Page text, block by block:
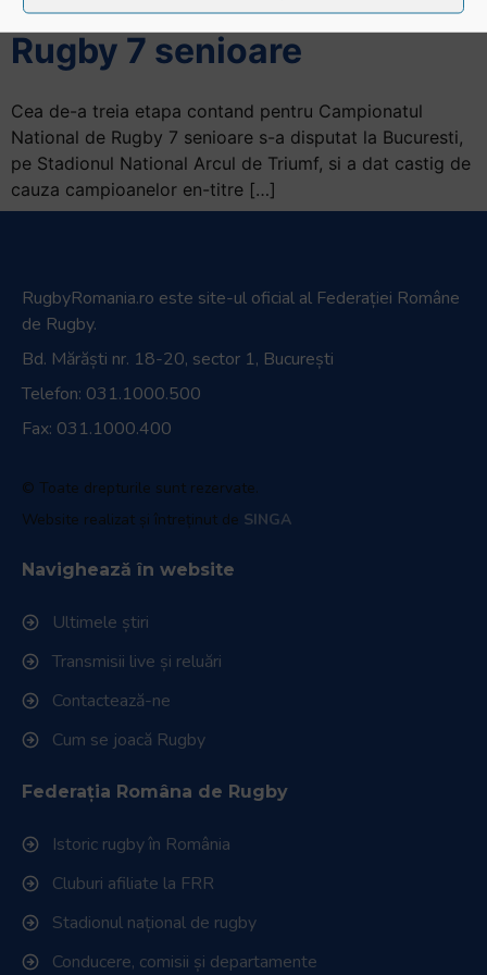
Campionatul National de
Rugby 7 senioare
Cea de-a treia etapa contand pentru Campionatul
National de Rugby 7 senioare s-a disputat la Bucuresti,
pe Stadionul National Arcul de Triumf, si a dat castig de
cauza campioanelor en-titre […]
RugbyRomania.ro este site-ul oficial al Federației Române
de Rugby.
Bd. Mărăști nr. 18-20, sector 1, București
Telefon: 031.1000.500
Fax: 031.1000.400
© Toate drepturile sunt rezervate.
Website realizat și întreținut de SINGA
Navighează în website
Ultimele știri
Transmisii live și reluări
Contactează-ne
Cum se joacă Rugby
Federația Româna de Rugby
Istoric rugby în România
Cluburi afiliate la FRR
Stadionul național de rugby
Conducere, comisii și departamente